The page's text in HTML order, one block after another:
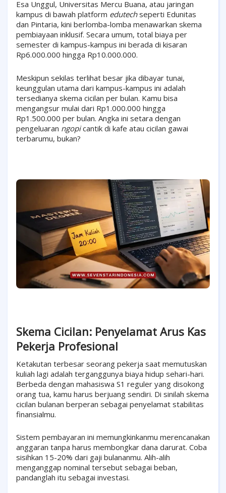
Esa Unggul, Universitas Mercu Buana, atau jaringan
kampus di bawah platform edutechseperti Edunitas
dan Pintaria, kini berlomba-lomba menawarkan skema
pembiayaan inklusif. Secara umum, total biaya per
semester di kampus-kampus ini berada di kisaran
Rp6.000.000 hingga Rp10.000.000.
Meskipun sekilas terlihat besar jika dibayar tunai,
keunggulan utama dari kampus-kampus ini adalah
tersedianya skema cicilan per bulan. Kamu bisa
mengangsur mulai dari Rp1.000.000 hingga
Rp1.500.000 per bulan. Angka ini setara dengan
pengeluaran ngopicantik di kafe atau cicilan gawai
terbarumu, bukan?
Skema Cicilan: Penyelamat Arus Kas
Pekerja Profesional
Ketakutan terbesar seorang pekerja saat memutuskan
kuliah lagi adalah terganggunya biaya hidup sehari-hari.
Berbeda dengan mahasiswa S1 reguler yang disokong
orang tua, kamu harus berjuang sendiri. Di sinilah skema
cicilan bulanan berperan sebagai penyelamat stabilitas
finansialmu.
Sistem pembayaran ini memungkinkanmu merencanakan
anggaran tanpa harus membongkar dana darurat. Coba
sisihkan 15-20% dari gaji bulananmu. Alih-alih
menganggap nominal tersebut sebagai beban,
pandanglah itu sebagai investasi.